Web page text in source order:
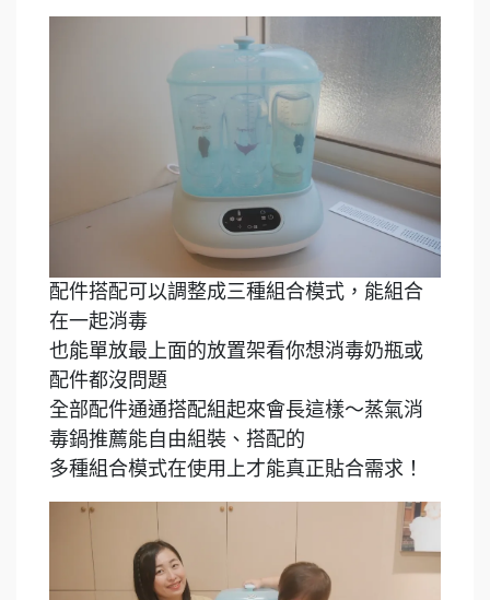
配件搭配可以調整成三種組合模式，能組合
在一起消毒
也能單放最上面的放置架看你想消毒奶瓶或
配件都沒問題
全部配件通通搭配組起來會長這樣～蒸氣消
毒鍋推薦能自由組裝、搭配的
多種組合模式在使用上才能真正貼合需求！